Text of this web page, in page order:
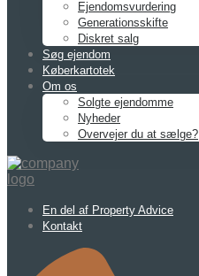
Ejendomsvurdering
Generationsskifte
Diskret salg
Søg ejendom
Køberkartotek
Om os
Solgte ejendomme
Nyheder
Overvejer du at sælge?
En del af Property Advice
Kontakt